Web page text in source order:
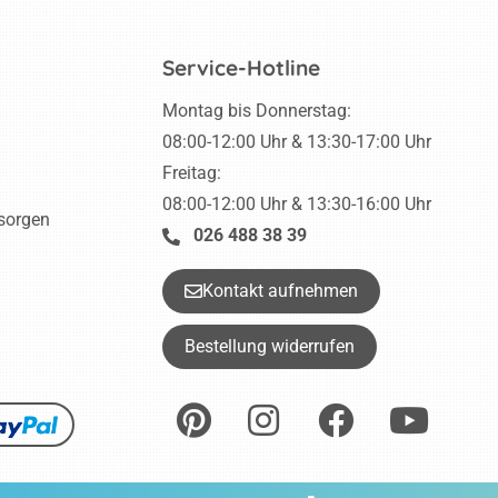
Service-Hotline
Montag bis Donnerstag:
08:00-12:00 Uhr & 13:30-17:00 Uhr
Freitag:
08:00-12:00 Uhr & 13:30-16:00 Uhr
026 488 38 39
Kontakt aufnehmen
Bestellung widerrufen